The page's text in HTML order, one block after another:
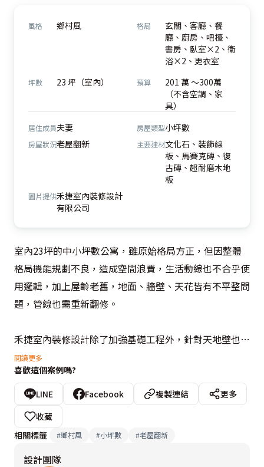
風格 鄉村風 格局
玄關、客廳、餐
廳、廚房、吧檯、
書房、臥室×2、衛
浴×2、更衣室
坪數 23 坪（室內） 預算
201 萬 ～300萬
（不含空調、家
具）
居住成員夫妻 房屋類型小坪數
房屋狀況老屋翻新 主要建材文化石、裝飾線
板、馬賽克磚、復
古磚、超耐磨木地
板
圖片提供禾捷室內裝修設計
有限公司
室內23坪的中小坪數公寓，雖原始格局方正，但因整體
格局機能規劃不良，造成空間浪費，生活動線也不合乎使
用邏輯，加上屋齡老舊，地面、牆壁、天花皆有不平整問
題，管線也需重新翻修。
禾捷室內裝修設計除了加強基礎工程外，針對天地壁也進
行局部整修，拉齊原先起伏不平的表面，避免影響視覺美
觀與居家安全。格局亦依照夫妻倆的期望大幅調整，除了
規劃兩間獨立衛浴外，還巧妙善用空間增設更衣室和儲藏
室，公領域則特別採半開放式設計，將餐廚區設於房屋中
心點，提供寬敞舒適的活動空間，滿足好客男主人的待客
閱讀更多
喜歡這個案例嗎?
LINE Facebook 複製連結
更多
收藏
相關標籤
#鄉村風 #小坪數 #老屋翻新
設計團隊